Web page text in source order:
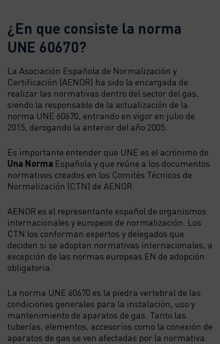
¿En que consiste la norma
UNE 60670?
La Asociación Española de Normalización y
Certificación (AENOR) ha sido la encargada de
realizar las normativas dentro del sector del gas,
siendo la responsable de la actualización de la
norma UNE 60670, entrando en vigor en julio de
2015, derogando la anterior del año 2005.
Es importante entender que UNE es el acrónimo de
Una Norma Española y que reúne a los documentos
normativos creados en los Comités Técnicos de
Normalización (CTN) de AENOR.
AENOR es el representante español de organismos
internacionales y europeos de normalización. Los
CTN los conforman expertos y delegados que
deciden si se adoptan normativas internacionales, a
excepción de las normas europeas EN de adopción
obligatoria.
La norma UNE 60670 es la piedra vertebral de las
condiciones generales para la instalación, uso y
mantenimiento de aparatos de gas. Tanto las
tuberías, elementos, accesorios como la conexión de
aparatos de gas se ven afectadas por la normativa.